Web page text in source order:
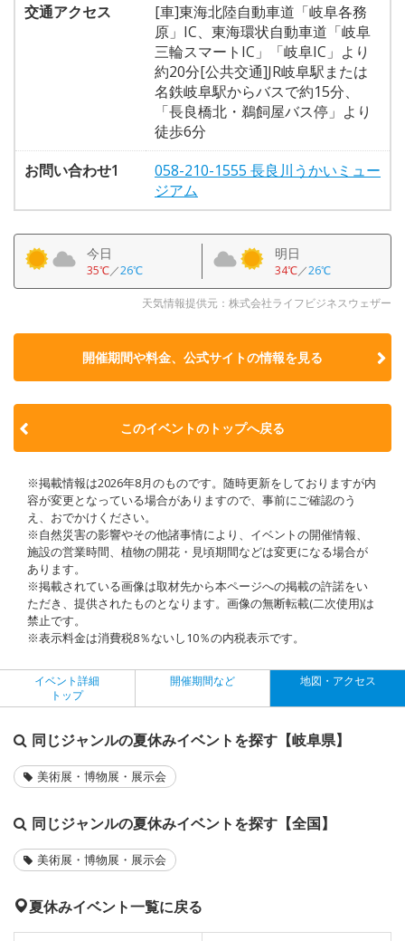
交通アクセス
[車]東海北陸自動車道「岐阜各務
原」IC、東海環状自動車道「岐阜
三輪スマートIC」「岐阜IC」より
約20分[公共交通]JR岐阜駅または
名鉄岐阜駅からバスで約15分、
「長良橋北・鵜飼屋バス停」より
徒歩6分
お問い合わせ1
058-210-1555 長良川うかいミュー
ジアム
今日
35℃／26℃
明日
34℃／26℃
天気情報提供元：株式会社ライフビジネスウェザー
開催期間や料金、公式サイトの情報を見る
このイベントのトップへ戻る
※掲載情報は2026年8月のものです。随時更新をしておりますが内
容が変更となっている場合がありますので、事前にご確認のう
え、おでかけください。
※自然災害の影響やその他諸事情により、イベントの開催情報、
施設の営業時間、植物の開花・見頃期間などは変更になる場合が
あります。
※掲載されている画像は取材先から本ページへの掲載の許諾をい
ただき、提供されたものとなります。画像の無断転載(二次使用)は
禁止です。
※表示料金は消費税8％ないし10％の内税表示です。
イベント詳細
トップ
開催期間など 地図・アクセス
同じジャンルの夏休みイベントを探す【岐阜県】
美術展・博物展・展示会
同じジャンルの夏休みイベントを探す【全国】
美術展・博物展・展示会
夏休みイベント一覧に戻る